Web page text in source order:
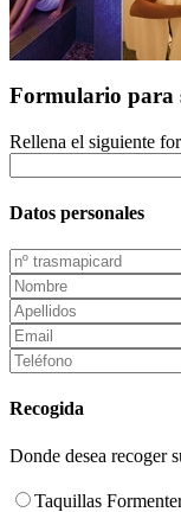
Formulario para
Rellena el siguiente
Datos personales
Recogida
Donde desea recoger
Taquillas